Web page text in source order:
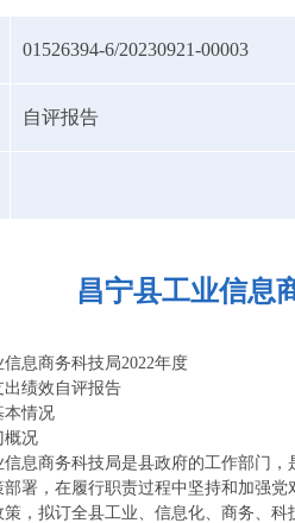
01526394-6/20230921-00003
自评报告
昌宁县工业信息
信息商务科技局2022年度
出绩效自评报告
本情况
概况
信息商务科技局是县政府的工作部门
署，在履行职责过程中坚持和加强
策，拟订全县工业、信息化、商务、